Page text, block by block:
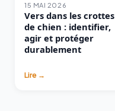
15 MAI 2026
Vers dans les crottes
de chien : identifier,
agir et protéger
durablement
Lire →